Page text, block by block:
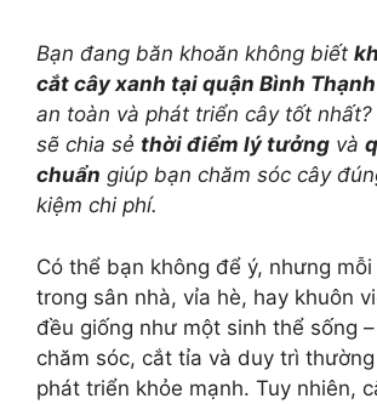
Bạn đang băn khoăn không biết
cắt cây xanh tại quận Bình Thạnh
an toàn và phát triển cây tốt
sẽ chia sẻ thời điểm lý tưởng và
chuẩn giúp bạn chăm sóc cây
kiệm chi phí.
Có thể bạn không để ý, nhưng mỗi
trong sân nhà, vỉa hè, hay khuôn
đều giống như một sinh thể sống
chăm sóc, cắt tỉa và duy trì
phát triển khỏe mạnh. Tuy nhiên,